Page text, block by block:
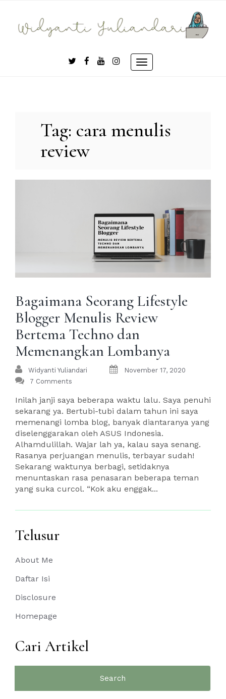
content
Toggle
Tag: cara menulis
review
Bagaimana Seorang Lifestyle
Blogger Menulis Review
Bertema Techno dan
Memenangkan Lombanya
Widyanti Yuliandari
November 17, 2020
7 Comments
Inilah janji saya beberapa waktu lalu. Saya penuhi
sekarang ya. Bertubi-tubi dalam tahun ini saya
memenangi lomba blog, banyak diantaranya yang
diselenggarakan oleh ASUS Indonesia.
Alhamdulillah. Wajar lah ya, kalau saya senang.
Rasanya perjuangan menulis, terbayar sudah!
Sekarang waktunya berbagi, setidaknya
menuntaskan rasa penasaran beberapa teman
yang suka curcol. “Kok aku enggak...
Telusur
About Me
Daftar Isi
Disclosure
Homepage
Cari Artikel